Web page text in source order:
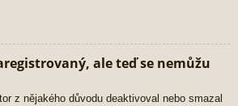
ale teď se nemůžu
z nějakého důvodu deaktivoval nebo smazal